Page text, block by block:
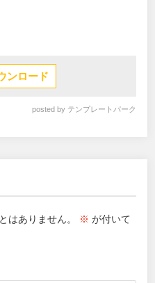
ンロード
posted by テンプレートパーク
はありません。 ※ が付いて